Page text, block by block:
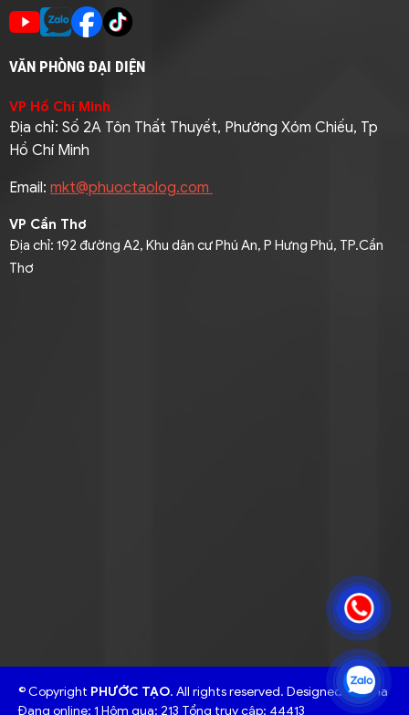
VĂN PHÒNG ĐẠI DIỆN
VP Hồ Chí Minh
Địa chỉ: Số 2A Tôn Thất Thuyết, Phường Xóm Chiếu, Tp
Hồ Chí Minh
Email: mkt@phuoctaolog.com
VP Cần Thơ
Địa chỉ: 192 đường A2, Khu dân cư Phú An, P Hưng Phú, TP.Cần
Thơ
© Copyright PHƯỚC TẠO. All rights reserved. Designed by Nina
Đang online: 1 Hôm qua: 213 Tổng truy cập: 44413